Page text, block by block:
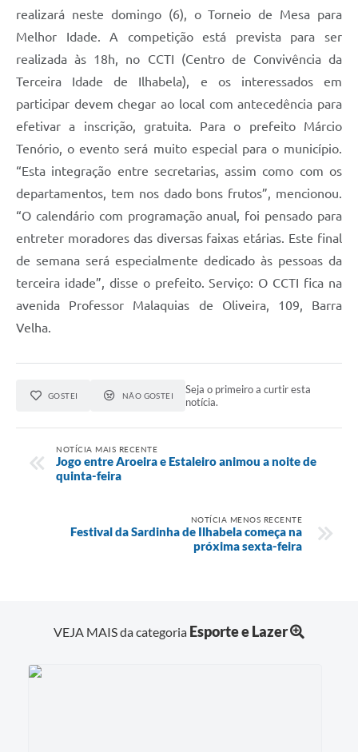
realizará neste domingo (6), o Torneio de Mesa para
Melhor Idade. A competição está prevista para ser
realizada às 18h, no CCTI (Centro de Convivência da
Terceira Idade de Ilhabela), e os interessados em
participar devem chegar ao local com antecedência para
efetivar a inscrição, gratuita. Para o prefeito Márcio
Tenório, o evento será muito especial para o município.
“Esta integração entre secretarias, assim como com os
departamentos, tem nos dado bons frutos”, mencionou.
“O calendário com programação anual, foi pensado para
entreter moradores das diversas faixas etárias. Este final
de semana será especialmente dedicado às pessoas da
terceira idade”, disse o prefeito. Serviço: O CCTI fica na
avenida Professor Malaquias de Oliveira, 109, Barra
Velha.
GOSTEI NÃO GOSTEI
Seja o primeiro a curtir esta
notícia.
NOTÍCIA MAIS RECENTE
Jogo entre Aroeira e Estaleiro animou a noite de
quinta-feira
NOTÍCIA MENOS RECENTE
Festival da Sardinha de Ilhabela começa na
próxima sexta-feira
VEJA MAIS da categoria Esporte e Lazer